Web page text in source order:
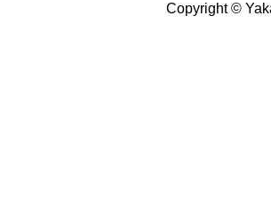
Copyright ©